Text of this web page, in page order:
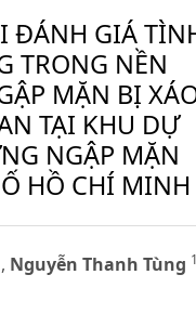
ĐÁNH GIÁ
TRONG NỀN
MẶN BỊ
TẠI KHU DỰ
NGẬP MẶN
HỒ CHÍ MINH
, Nguyễn Thanh Tùng